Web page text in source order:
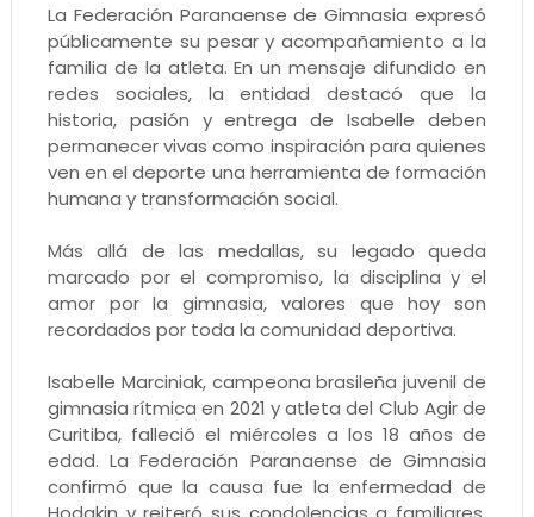
La Federación Paranaense de Gimnasia expresó
públicamente su pesar y acompañamiento a la
familia de la atleta. En un mensaje difundido en
redes sociales, la entidad destacó que la
historia, pasión y entrega de Isabelle deben
permanecer vivas como inspiración para quienes
ven en el deporte una herramienta de formación
humana y transformación social.
Más allá de las medallas, su legado queda
marcado por el compromiso, la disciplina y el
amor por la gimnasia, valores que hoy son
recordados por toda la comunidad deportiva.
Isabelle Marciniak, campeona brasileña juvenil de
gimnasia rítmica en 2021 y atleta del Club Agir de
Curitiba, falleció el miércoles a los 18 años de
edad. La Federación Paranaense de Gimnasia
confirmó que la causa fue la enfermedad de